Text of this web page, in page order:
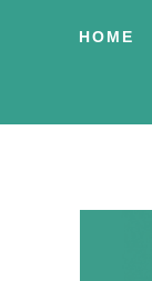
HOME